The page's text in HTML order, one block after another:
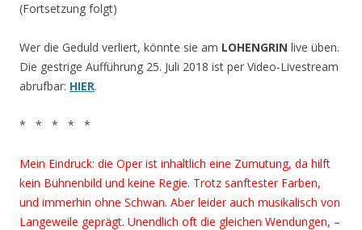
(Fortsetzung folgt)
Wer die Geduld verliert, könnte sie am LOHENGRIN live üben.
Die gestrige Aufführung 25. Juli 2018 ist per Video-Livestream
abrufbar: HIER.
* * * * *
Mein Eindruck: die Oper ist inhaltlich eine Zumutung, da hilft
kein Bühnenbild und keine Regie. Trotz sanftester Farben,
und immerhin ohne Schwan. Aber leider auch musikalisch von
Langeweile geprägt. Unendlich oft die gleichen Wendungen, –